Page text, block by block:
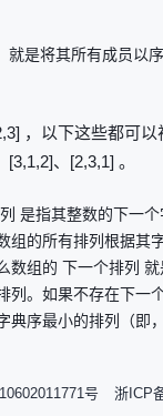
是将其所有成员以
，以下这些都可以
[3,1,2]、 [2,3,1] 。
是指其整数的下一
组的所有排列根据其
数组的 下一个排列
列。如果不存在下一
典序最小的排列（即
的下一个排列是
号 浙ICP